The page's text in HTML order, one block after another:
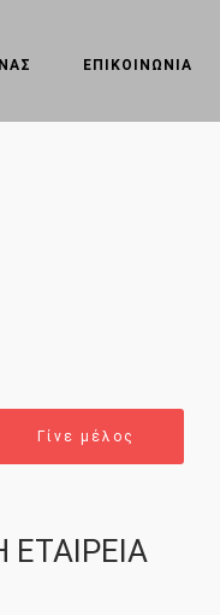
ΕΠΙΚΟΙΝΩΝΙΑ
Γίνε μέλος
ΕΤΑΙΡΕΙΑ